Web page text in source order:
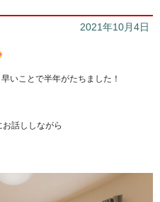
2021年10月4日
いことで半年がたちました！
話ししながら